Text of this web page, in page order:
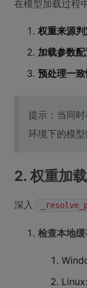
在模型加载过程
权重来源判
加载参数
预处理一
提示：当同
环境下的模型
2. 权重加
深入
检查本地
Linux: